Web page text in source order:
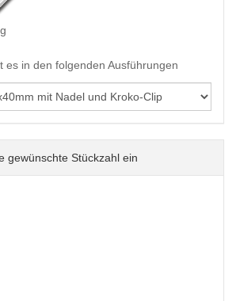
es in den folgenden Ausführungen
gewünschte Stückzahl ein